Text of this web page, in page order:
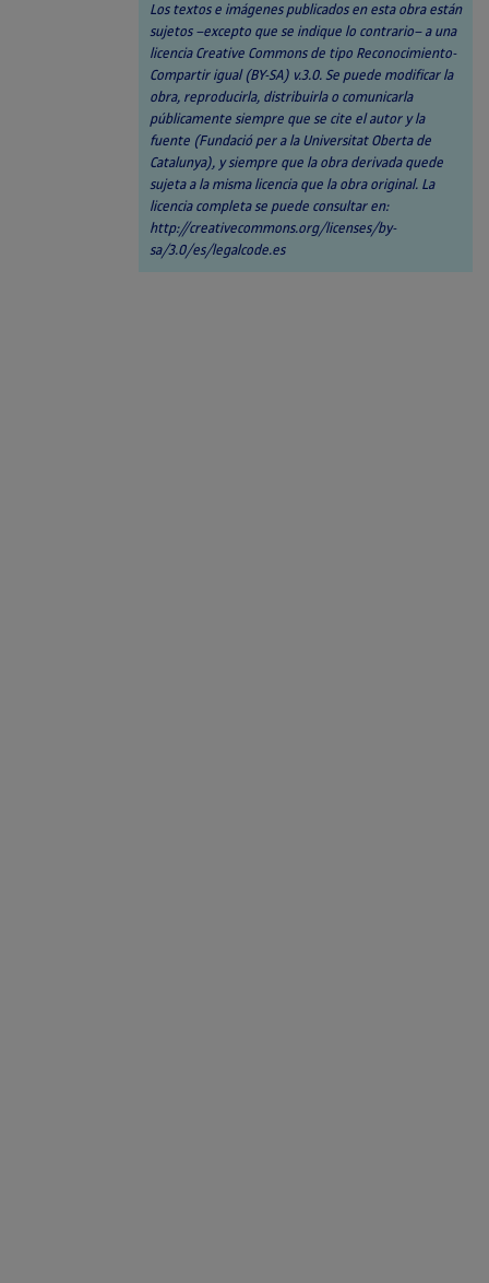
Los textos e imágenes publicados en esta obra están
sujetos –excepto que se indique lo contrario– a una
licencia Creative Commons de tipo Reconocimiento-
Compartir igual (BY-SA) v.3.0. Se puede modificar la
obra, reproducirla, distribuirla o comunicarla
públicamente siempre que se cite el autor y la
fuente (Fundació per a la Universitat Oberta de
Catalunya), y siempre que la obra derivada quede
sujeta a la misma licencia que la obra original. La
licencia completa se puede consultar en:
http://creativecommons.org/licenses/by-
sa/3.0/es/legalcode.es